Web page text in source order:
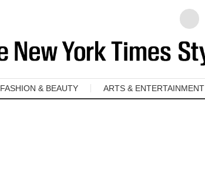
FASHION & BEAUTY ARTS & ENTERTAINMENT